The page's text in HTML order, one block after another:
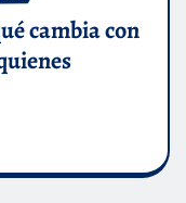
cambia con